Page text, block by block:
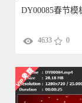
DY00085春节
4633 0